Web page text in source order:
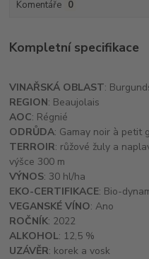
Komentáře 0
Kompletní specifikace
VINAŘSKÁ OBLAST:
REGION: Beaujolais
AOC: Régnié
ODRŮDA: Gamay noir à petit
TERROIR: růžové žuly a
výšce 300 m
VÝNOS: 30 hl/ha
EKO-CERTIFIKACE: Bio-
VEGANSKÉ VÍNO: Ano
ROČNÍK: 2022
ALKOHOL: 12,5 %
UZÁVĚR: korek a vosk